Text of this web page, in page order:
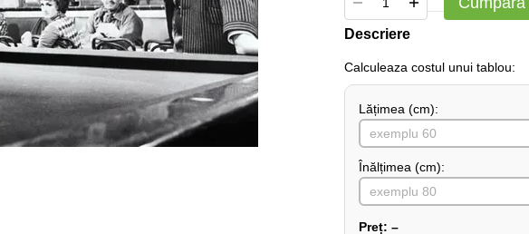
Descriere
Сalculeaza costul unui tablou:
Lățimea (сm):
Înălțimea (cm):
Preț: –